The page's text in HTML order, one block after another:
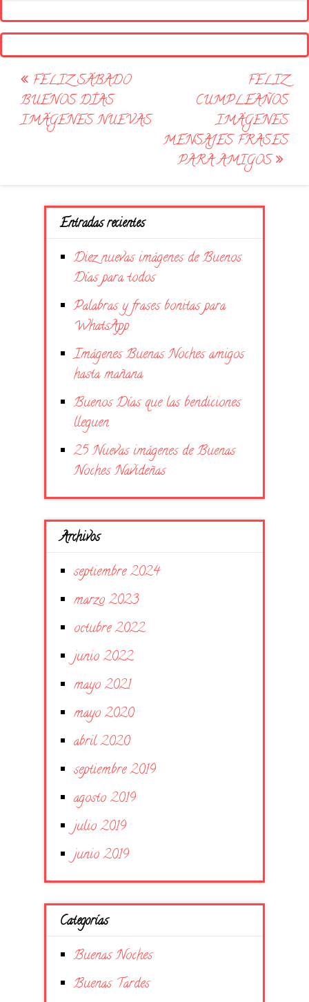
Post
navigation
FELIZ SÁBADO
BUENOS DÍAS
IMÁGENES NUEVAS
FELIZ
CUMPLEAÑOS
IMÁGENES
MENSAJES FRASES
PARA AMIGOS
Entradas recientes
Diez nuevas imágenes de Buenos
Días para todos
Palabras y frases bonitas para
WhatsApp
Imágenes Buenas Noches amigos
hasta mañana
Buenos Días que las bendiciones
lleguen
25 Nuevas imágenes de Buenas
Noches Navideñas
Archivos
septiembre 2024
marzo 2023
octubre 2022
junio 2022
mayo 2021
mayo 2020
abril 2020
septiembre 2019
agosto 2019
julio 2019
junio 2019
Categorías
Buenas Noches
Buenas Tardes